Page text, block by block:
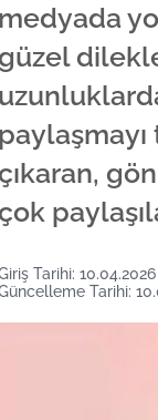
medyada
güzel
Tarihi: 10.04.2026
Tarihi: